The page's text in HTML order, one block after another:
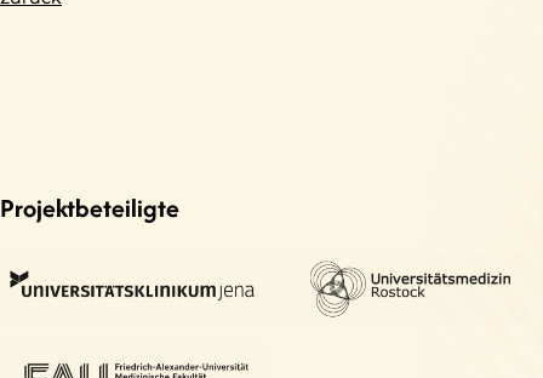
Projektbeteiligte